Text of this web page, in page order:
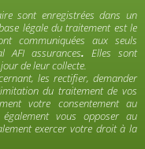
sont enregistrées dans un
légale du traitement est le
communiquées aux seuls
AFI assurances. Elles sont
de leur collecte.
les rectifier, demander
du traitement de vos
votre consentement au
vous opposer au
exercer votre droit à la